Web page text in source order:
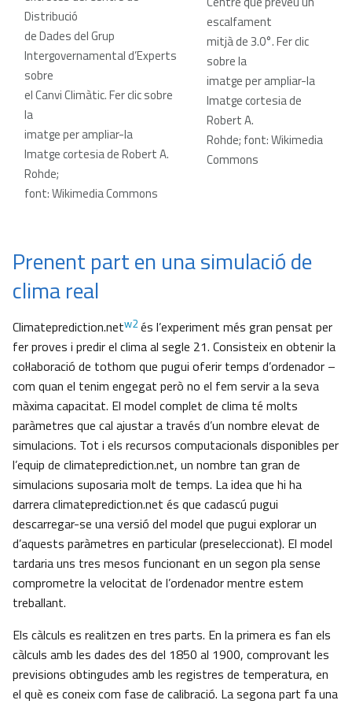
Distribució
de Dades del Grup
Intergovernamental d’Experts
sobre
el Canvi Climàtic. Fer clic sobre
la
imatge per ampliar-la
Imatge cortesia de Robert A.
Rohde;
font: Wikimedia Commons
escalfament
mitjà de 3.0°. Fer clic
sobre la
imatge per ampliar-la
Imatge cortesia de
Robert A.
Rohde; font: Wikimedia
Commons
Prenent part en una simulació de
clima real
Climateprediction.netw2és l’experiment més gran pensat per
fer proves i predir el clima al segle 21. Consisteix en obtenir la
col·laboració de tothom que pugui oferir temps d’ordenador –
com quan el tenim engegat però no el fem servir a la seva
màxima capacitat. El model complet de clima té molts
paràmetres que cal ajustar a través d’un nombre elevat de
simulacions. Tot i els recursos computacionals disponibles per
l’equip de climateprediction.net, un nombre tan gran de
simulacions suposaria molt de temps. La idea que hi ha
darrera climateprediction.net és que cadascú pugui
descarregar-se una versió del model que pugui explorar un
d’aquests paràmetres en particular (preseleccionat). El model
tardaria uns tres mesos funcionant en un segon pla sense
comprometre la velocitat de l’ordenador mentre estem
treballant.
Els càlculs es realitzen en tres parts. En la primera es fan els
càlculs amb les dades des del 1850 al 1900, comprovant les
previsions obtingudes amb les registres de temperatura, en
el què es coneix com fase de calibració. La segona part fa una